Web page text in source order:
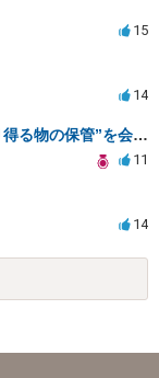
15
14
訴訟するか未定の段階で、“証拠となり得る物の保管”を会社に応じてもらえる方法は在りますか?
11
14